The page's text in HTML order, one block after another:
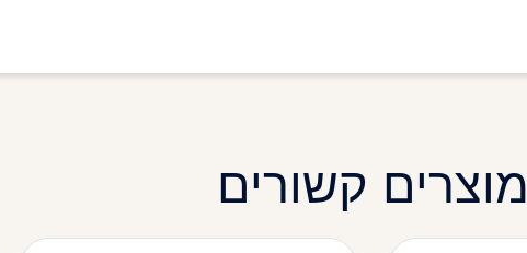
מוצרים קשורים